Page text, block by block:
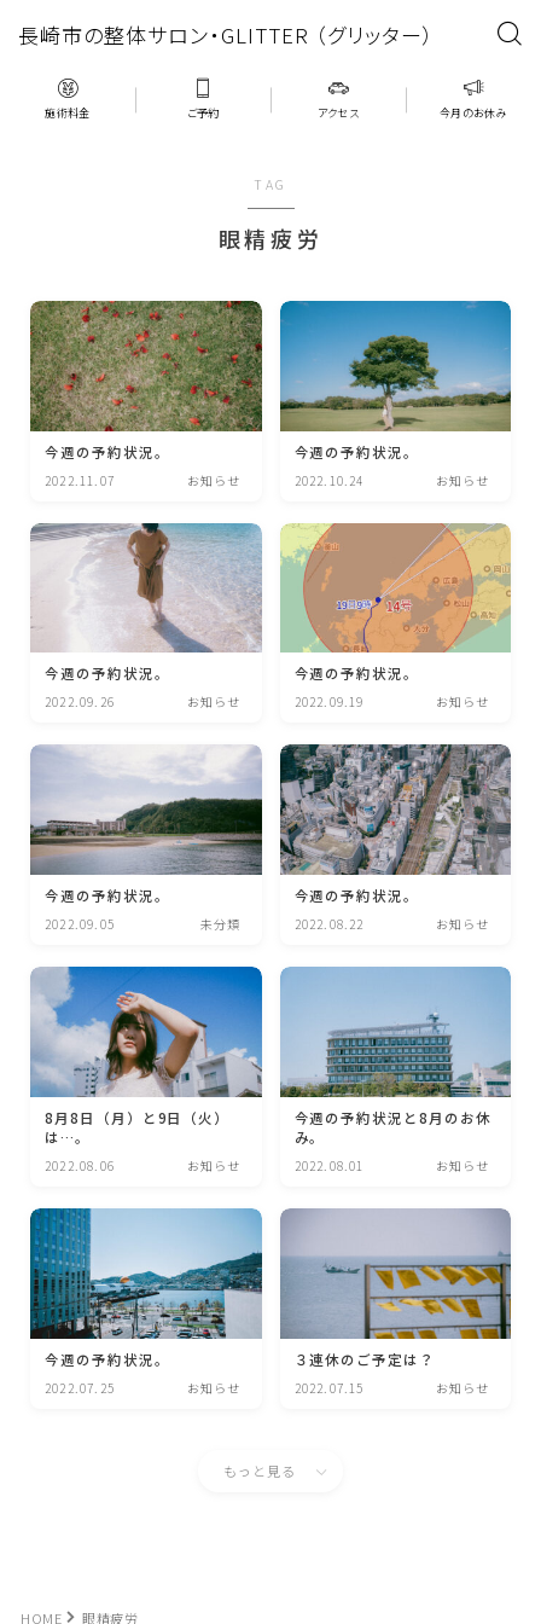
長崎市の整体サロン・GLITTER （グリッター）
施術料金 ご予約 アクセス 今月のお休み
TAG
眼精疲労
今週の予約状況。
2022.11.07 お知らせ
今週の予約状況。
2022.10.24 お知らせ
今週の予約状況。
2022.09.26 お知らせ
今週の予約状況。
2022.09.19 お知らせ
今週の予約状況。
2022.09.05 未分類
今週の予約状況。
2022.08.22 お知らせ
8月8日（月）と9日（火）
は…。
2022.08.06 お知らせ
今週の予約状況と8月のお休
み。
2022.08.01 お知らせ
今週の予約状況。
2022.07.25 お知らせ
３連休のご予定は？
2022.07.15 お知らせ
もっと見る
HOME 眼精疲労